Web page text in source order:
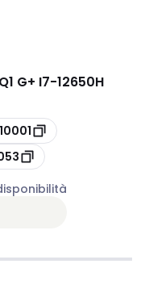
Q1 G+ I7-12650H